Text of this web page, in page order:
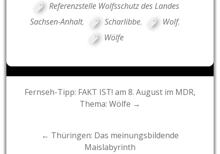
Referenzstelle Wolfsschutz des Landes
Sachsen-Anhalt, Scharlibbe, Wolf,
Wölfe
Post
navigation
Fernseh-Tipp: FAKT IST! am 8. August im MDR,
Thema: Wölfe →
← Thüringen: Das meinungsbildende
Maislabyrinth